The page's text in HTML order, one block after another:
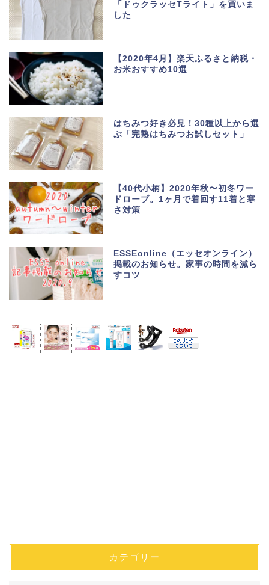
「ドゥクラッセTライト」を買いま
した
【2020年4月】楽天ふるさと納税・
お米おすすめ10選
はちみつ好き必見！30種以上から選
ぶ「完熟はちみつお試しセット」
【40代小柄】2020年秋〜初冬ワー
ドローブ。1ヶ月で着回す11着と寒
さ対策
ESSEonline（エッセオンライン）
掲載のお知らせ。家事の時間を減ら
すコツ
カテゴリー